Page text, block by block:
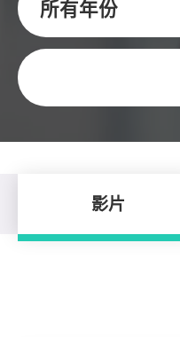
所有年份
关键字
影片